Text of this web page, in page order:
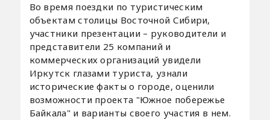
Во время поездки по туристическим
объектам столицы Восточной Сибири,
участники презентации – руководители и
представители 25 компаний и
коммерческих организаций увидели
Иркутск глазами туриста, узнали
исторические факты о городе, оценили
возможности проекта "Южное побережье
Байкала" и варианты своего участия в нем.